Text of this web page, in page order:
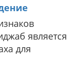
является
для